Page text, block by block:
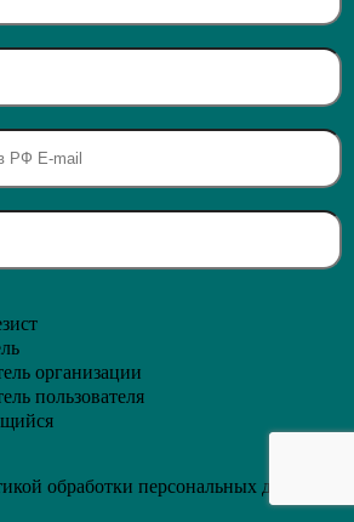
организации
пользователя
обработки персональных данных